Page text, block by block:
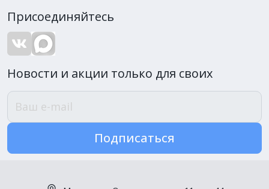
Присоединяйтесь
Новости и акции только для своих
Подписаться